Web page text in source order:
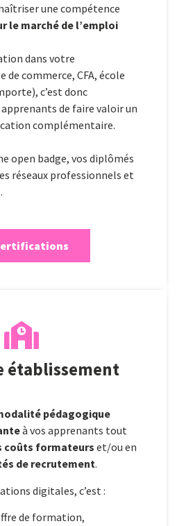
une compétence
le marché de l’emploi
dans votre
commerce, CFA, école
c’est donc
apprenants de faire valoir un
complémentaire.
open badge, vos diplômés
réseaux professionnels et
établissement
pédagogique
à vos apprenants tout
coûts formateurs et/ou en
de recrutement.
digitales, c’est :
de formation,